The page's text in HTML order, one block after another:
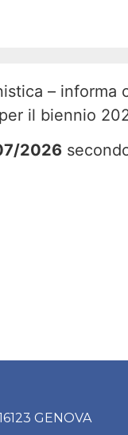
–
il biennio
2026
GENOVA